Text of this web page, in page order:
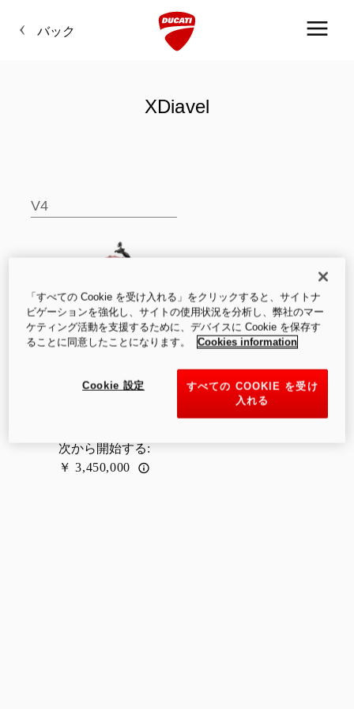
バック
XDiavel
V4
V4
次から開始する:
￥ 3,450,000
「すべての Cookie を受け入れる」をクリックすると、サイトナ
ビゲーションを強化し、サイトの使用状況を分析し、弊社のマー
ケティング活動を支援するために、デバイスに Cookie を保存す
ることに同意したことになります。
Cookies information
すべての COOKIE を受け
入れる
Cookie 設定